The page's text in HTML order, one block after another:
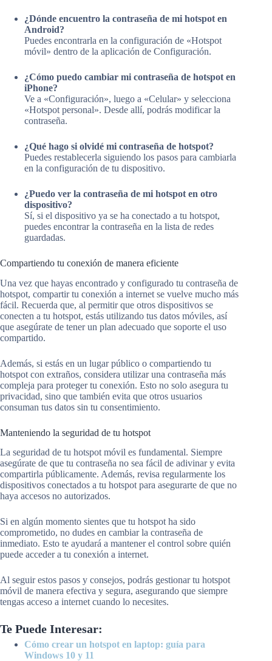
¿Dónde encuentro la contraseña de mi hotspot en
Android?
Puedes encontrarla en la configuración de «Hotspot
móvil» dentro de la aplicación de Configuración.
¿Cómo puedo cambiar mi contraseña de hotspot en
iPhone?
Ve a «Configuración», luego a «Celular» y selecciona
«Hotspot personal». Desde allí, podrás modificar la
contraseña.
¿Qué hago si olvidé mi contraseña de hotspot?
Puedes restablecerla siguiendo los pasos para cambiarla
en la configuración de tu dispositivo.
¿Puedo ver la contraseña de mi hotspot en otro
dispositivo?
Sí, si el dispositivo ya se ha conectado a tu hotspot,
puedes encontrar la contraseña en la lista de redes
guardadas.
Compartiendo tu conexión de manera eficiente
Una vez que hayas encontrado y configurado tu contraseña de
hotspot, compartir tu conexión a internet se vuelve mucho más
fácil. Recuerda que, al permitir que otros dispositivos se
conecten a tu hotspot, estás utilizando tus datos móviles, así
que asegúrate de tener un plan adecuado que soporte el uso
compartido.
Además, si estás en un lugar público o compartiendo tu
hotspot con extraños, considera utilizar una contraseña más
compleja para proteger tu conexión. Esto no solo asegura tu
privacidad, sino que también evita que otros usuarios
consuman tus datos sin tu consentimiento.
Manteniendo la seguridad de tu hotspot
La seguridad de tu hotspot móvil es fundamental. Siempre
asegúrate de que tu contraseña no sea fácil de adivinar y evita
compartirla públicamente. Además, revisa regularmente los
dispositivos conectados a tu hotspot para asegurarte de que no
haya accesos no autorizados.
Si en algún momento sientes que tu hotspot ha sido
comprometido, no dudes en cambiar la contraseña de
inmediato. Esto te ayudará a mantener el control sobre quién
puede acceder a tu conexión a internet.
Al seguir estos pasos y consejos, podrás gestionar tu hotspot
móvil de manera efectiva y segura, asegurando que siempre
tengas acceso a internet cuando lo necesites.
Te Puede Interesar:
Cómo crear un hotspot en laptop: guía para
Windows 10 y 11